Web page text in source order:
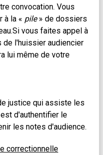
convocation. Vous
à la « pile» de dossiers
vous faites appel à
de l'huissier audiencier
lui même de votre
justice qui assiste les
d'authentifier le
les notes d'audience.
correctionnelle